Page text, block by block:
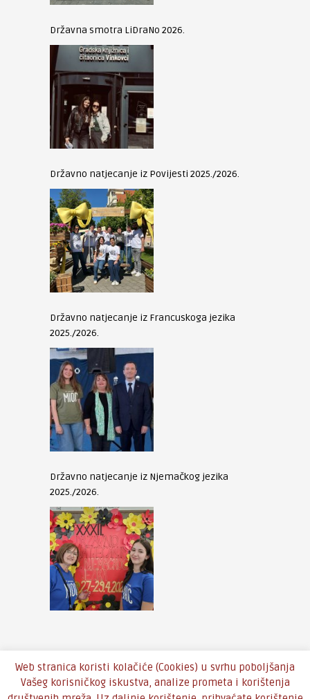
Državna smotra LiDraNo 2026.
Državno natjecanje iz Povijesti 2025./2026.
Državno natjecanje iz Francuskoga jezika
2025./2026.
Državno natjecanje iz Njemačkog jezika
2025./2026.
Web stranica koristi kolačiće (Cookies) u svrhu poboljšanja
Vašeg korisničkog iskustva, analize prometa i korištenja